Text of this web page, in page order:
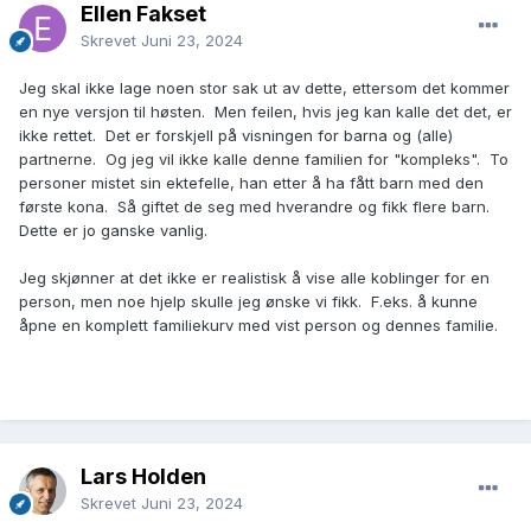
Ellen Fakset
Skrevet Juni 23, 2024
Jeg skal ikke lage noen stor sak ut av dette, ettersom det kommer
en nye versjon til høsten. Men feilen, hvis jeg kan kalle det det, er
ikke rettet. Det er forskjell på visningen for barna og (alle)
partnerne. Og jeg vil ikke kalle denne familien for "kompleks". To
personer mistet sin ektefelle, han etter å ha fått barn med den
første kona. Så giftet de seg med hverandre og fikk flere barn.
Dette er jo ganske vanlig.
Jeg skjønner at det ikke er realistisk å vise alle koblinger for en
person, men noe hjelp skulle jeg ønske vi fikk. F.eks. å kunne
åpne en komplett familiekurv med vist person og dennes familie.
Lars Holden
Skrevet Juni 23, 2024